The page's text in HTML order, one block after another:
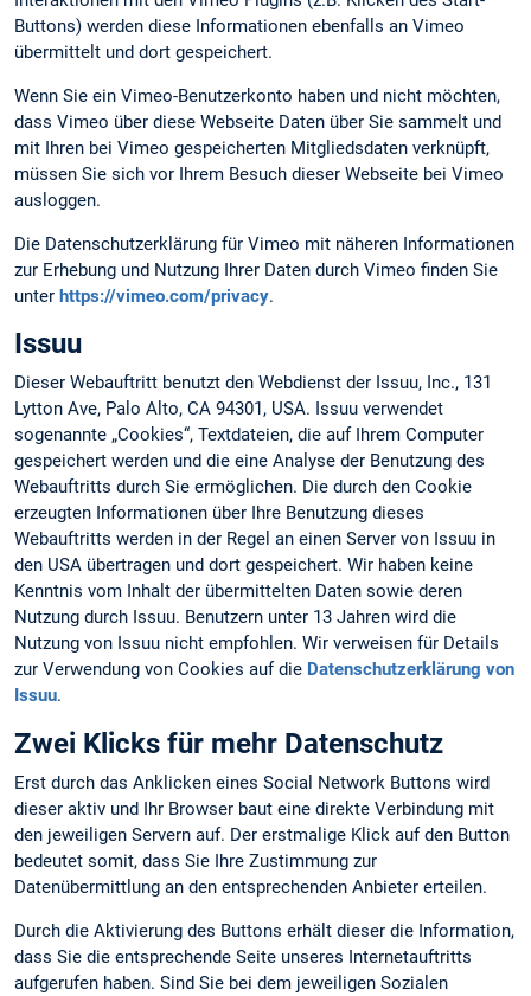
Buttons) werden diese Informationen ebenfalls an Vimeo
übermittelt und dort gespeichert.
Wenn Sie ein Vimeo-Benutzerkonto haben und nicht möchten,
dass Vimeo über diese Webseite Daten über Sie sammelt und
mit Ihren bei Vimeo gespeicherten Mitgliedsdaten verknüpft,
müssen Sie sich vor Ihrem Besuch dieser Webseite bei Vimeo
ausloggen.
Die Datenschutzerklärung für Vimeo mit näheren Informationen
zur Erhebung und Nutzung Ihrer Daten durch Vimeo finden Sie
unter https://vimeo.com/privacy.
Issuu
Dieser Webauftritt benutzt den Webdienst der Issuu, Inc., 131
Lytton Ave, Palo Alto, CA 94301, USA. Issuu verwendet
sogenannte „Cookies“, Textdateien, die auf Ihrem Computer
gespeichert werden und die eine Analyse der Benutzung des
Webauftritts durch Sie ermöglichen. Die durch den Cookie
erzeugten Informationen über Ihre Benutzung dieses
Webauftritts werden in der Regel an einen Server von Issuu in
den USA übertragen und dort gespeichert. Wir haben keine
Kenntnis vom Inhalt der übermittelten Daten sowie deren
Nutzung durch Issuu. Benutzern unter 13 Jahren wird die
Nutzung von Issuu nicht empfohlen. Wir verweisen für Details
zur Verwendung von Cookies auf die Datenschutzerklärung von
Issuu.
Zwei Klicks für mehr Datenschutz
Erst durch das Anklicken eines Social Network Buttons wird
dieser aktiv und Ihr Browser baut eine direkte Verbindung mit
den jeweiligen Servern auf. Der erstmalige Klick auf den Button
bedeutet somit, dass Sie Ihre Zustimmung zur
Datenübermittlung an den entsprechenden Anbieter erteilen.
Durch die Aktivierung des Buttons erhält dieser die Information,
dass Sie die entsprechende Seite unseres Internetauftritts
aufgerufen haben. Sind Sie bei dem jeweiligen Sozialen